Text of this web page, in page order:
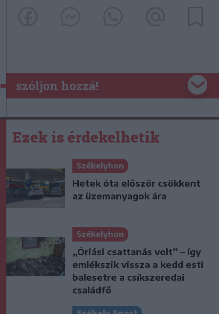
szóljon hozzá!
Ezek is érdekelhetik
Székelyhon
Hetek óta először csökkent
az üzemanyagok ára
Székelyhon
„Óriási csattanás volt” – így
emlékszik vissza a kedd esti
balesetre a csíkszeredai
családfő